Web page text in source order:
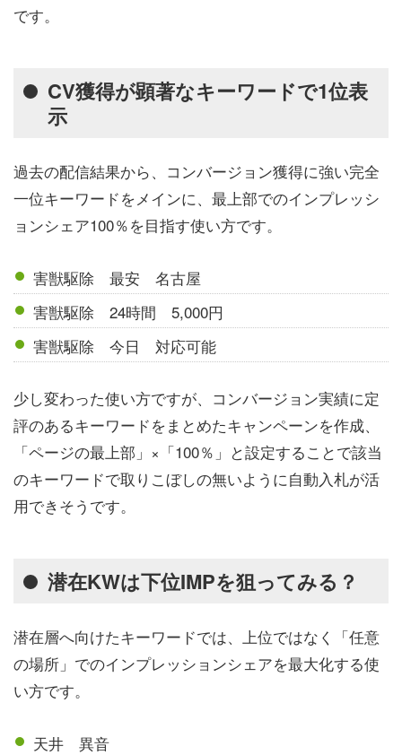
です。
CV獲得が顕著なキーワードで1位表
示
過去の配信結果から、コンバージョン獲得に強い完全
一位キーワードをメインに、最上部でのインプレッシ
ョンシェア100％を目指す使い方です。
害獣駆除 最安 名古屋
害獣駆除 24時間 5,000円
害獣駆除 今日 対応可能
少し変わった使い方ですが、コンバージョン実績に定
評のあるキーワードをまとめたキャンペーンを作成、
「ページの最上部」×「100％」と設定することで該当
のキーワードで取りこぼしの無いように自動入札が活
用できそうです。
潜在KWは下位IMPを狙ってみる？
潜在層へ向けたキーワードでは、上位ではなく「任意
の場所」でのインプレッションシェアを最大化する使
い方です。
天井 異音